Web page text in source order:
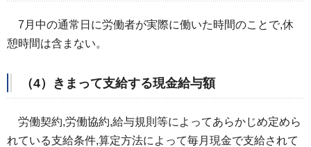
7月中の通常日 に労働者が実際に働いた時間のことで,休
憩時間は含まない。
（4）きまって支給する現金給与額
労働契約,労働協約,給与規則 等によってあらかじめ定めら
れている支給条件,算定方法によって毎月現金で支給されて